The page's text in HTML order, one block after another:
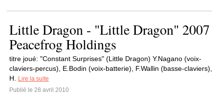
Little Dragon - "Little Dragon" 2007
Peacefrog Holdings
titre joué: "Constant Surprises" (Little Dragon) Y.Nagano (voix-
claviers-percus), E.Bodin (voix-batterie), F.Wallin (basse-claviers),
H.
Lire la suite
Publié le 28 avril 2010